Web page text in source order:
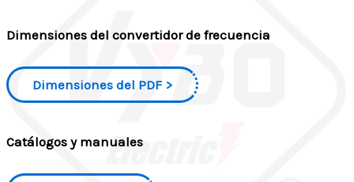
Dimensiones del convertidor de frecuencia
Dimensiones del PDF
Catálogos y manuales